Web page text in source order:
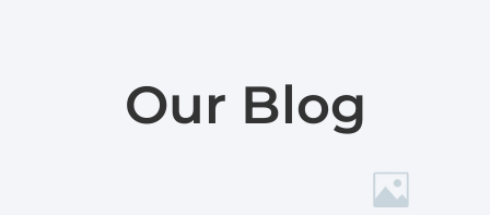
Our Blog